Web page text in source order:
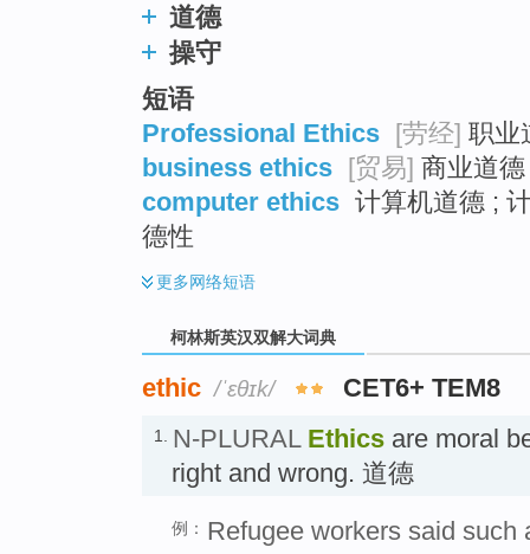
道德
操守
短语
Professional Ethics [劳经] 职业
business ethics [贸易] 商业道
computer ethics 计算机道德 ;
德性
更多网络短语
柯林斯英汉双解大词典
ethic /ˈɛθɪk/ CET6+ TEM8
1. N-PLURAL Ethics are moral
right and wrong. 道德
例： Refugee workers said